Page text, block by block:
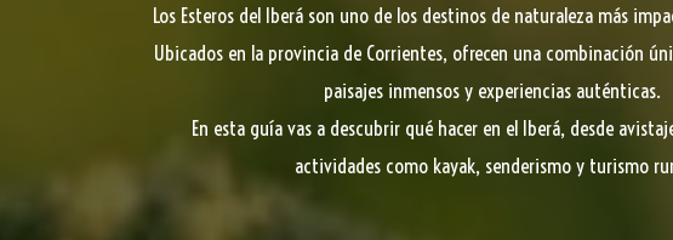
Los Esteros del Iberá son uno de los destinos de naturaleza más
Ubicados en la provincia de Corrientes, ofrecen una combinación
paisajes inmensos y experiencias auténticas.
En esta guía vas a descubrir qué hacer en el Iberá, desde
actividades como kayak, senderismo y turismo